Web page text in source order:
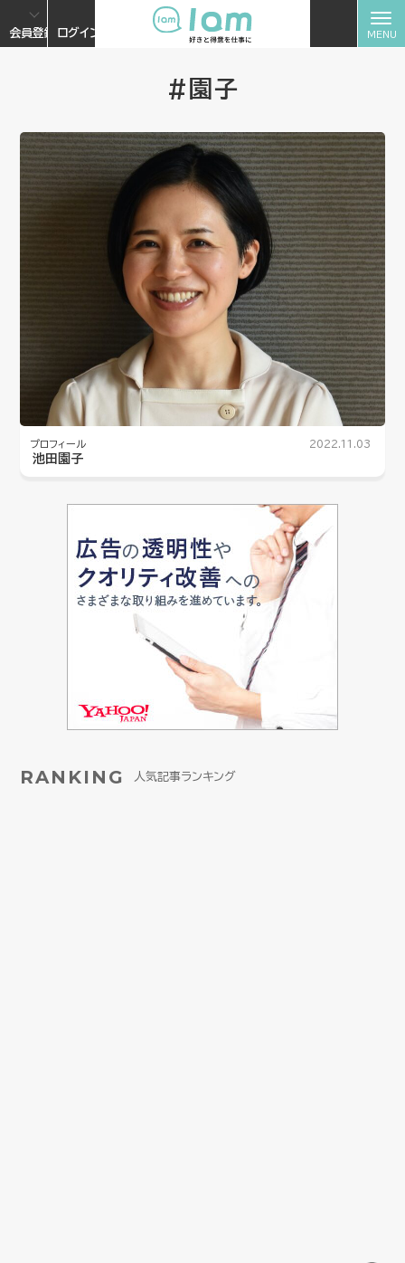
会員登録 ログイン
#園子
プロフィール 2022.11.03
池田園子
RANKING 人気記事ランキング